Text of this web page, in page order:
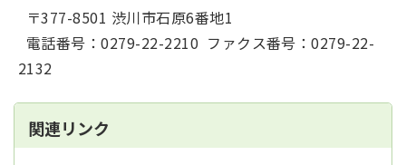
〒377-8501 渋川市石原6番地1
電話番号：0279-22-2210 ファクス番号：0279-22-
2132
関連リンク